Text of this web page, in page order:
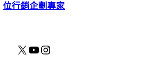
位行銷企劃專家
X YouTube Instagram